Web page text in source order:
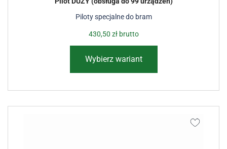
Piloty specjalne do bram
430,50 złbrutto
Wybierz wariant